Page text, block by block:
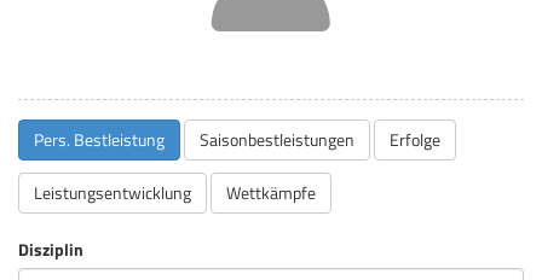
Pers. Bestleistung Saisonbestleistungen Erfolge
Leistungsentwicklung Wettkämpfe
Disziplin